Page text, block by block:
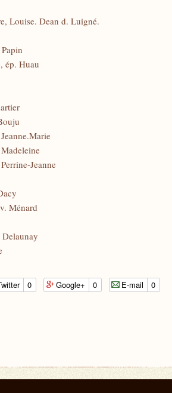
Louise. Dean d. Luigné.
ép. Huau
Jeanne
Ménard
Delaunay
0 Google+ 0 E-mail 0